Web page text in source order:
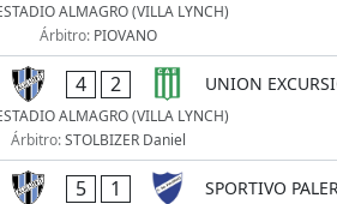
ALMAGRO (VILLA LYNCH)
Árbitro: PIOVANO
4 2 UNION
ALMAGRO (VILLA LYNCH)
Árbitro:STOLBIZER Daniel
5 1 SPORTIVO